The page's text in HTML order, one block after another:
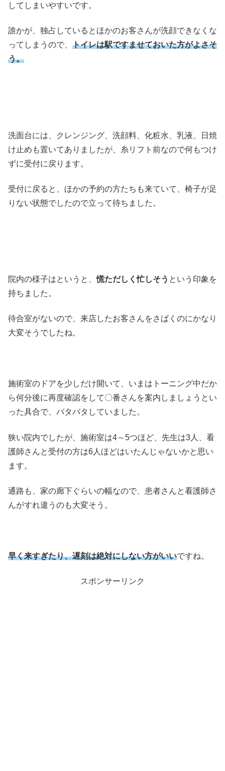
してしまいやすいです。
誰かが、独占しているとほかのお客さんが洗顔できなくな
ってしまうので、 トイレは駅ですませておいた方がよさそ
う。
洗面台には、クレンジング、洗顔料、化粧水、乳液、日焼
け止めも置いてありましたが、糸リフト前なので何もつけ
ずに受付に戻ります。
受付に戻ると、ほかの予約の方たちも来ていて、椅子が足
りない状態でしたので立って待ちました。
院内の様子はというと、慌ただしく忙しそう という印象を
持ちました。
待合室がないので、来店したお客さんをさばくのにかなり
大変そうでしたね。
施術室のドアを少しだけ開いて、いまはトーニング中だか
ら何分後に再度確認をして〇番さんを案内しましょうとい
った具合で、バタバタしていました。
狭い院内でしたが、施術室は4～5つほど、先生は3人、看
護師さんと受付の方は6人ほどはいたんじゃないかと思い
ます。
通路も、家の廊下ぐらいの幅なので、患者さんと看護師さ
んがすれ違うのも大変そう。
早く来すぎたり、遅刻は絶対にしない方がいいですね。
スポンサーリンク